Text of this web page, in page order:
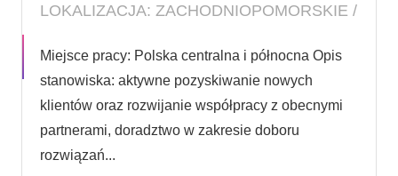
LOKALIZACJA: ZACHODNIOPOMORSKIE /
Miejsce pracy: Polska centralna i północna Opis
stanowiska: aktywne pozyskiwanie nowych
klientów oraz rozwijanie współpracy z obecnymi
partnerami, doradztwo w zakresie doboru
rozwiązań...